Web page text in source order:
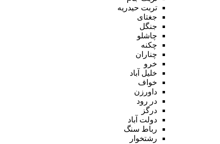
تربت حیدریه
جغتای
جنگل
چاشلو
چکنه
چناران
خرو
خلیل آباد
خواف
داورزن
در رود
درگز
دولت آباد
رباط سنگ
رشتخوار